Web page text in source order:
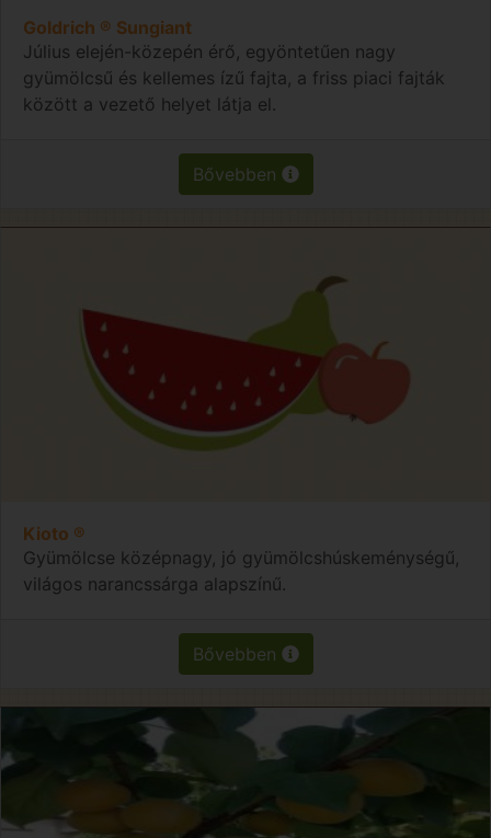
Goldrich ® Sungiant
Július elején-közepén érő, egyöntetűen nagy
gyümölcsű és kellemes ízű fajta, a friss piaci fajták
között a vezető helyet látja el.
Bővebben
Kioto ®
Gyümölcse középnagy, jó gyümölcshúskeménységű,
világos narancssárga alapszínű.
Bővebben